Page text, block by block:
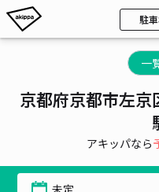
駐
一
京都府京都市左
アキッパなら
未定